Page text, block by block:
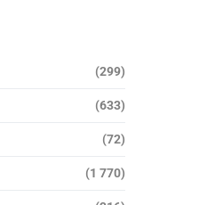
(299)
(633)
(72)
(1 770)